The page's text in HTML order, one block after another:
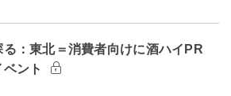
る：東北＝消費者向けに酒ハイPR
ント